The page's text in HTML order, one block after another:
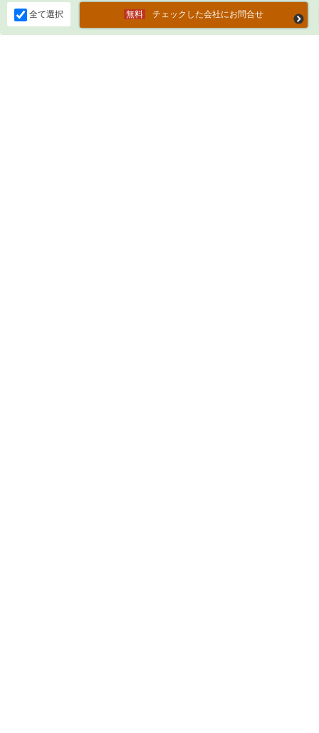
全て選択 チェックした会社にお問合せ